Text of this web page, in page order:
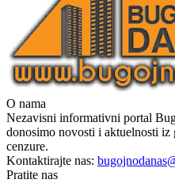
O nama
Nezavisni informativni portal
donosimo novosti i aktuelnosti iz
cenzure.
Kontaktirajte nas:
Pratite nas